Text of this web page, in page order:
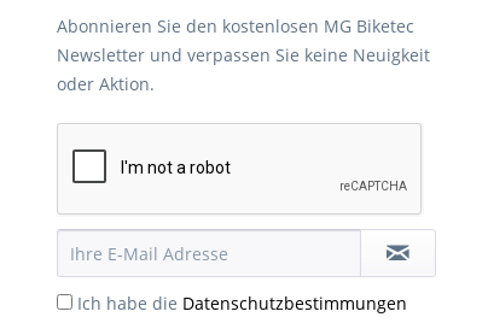
Abonnieren Sie den kostenlosen MG Biketec
Newsletter und verpassen Sie keine Neuigkeit
oder Aktion.
Ich habe die Datenschutzbestimmungen